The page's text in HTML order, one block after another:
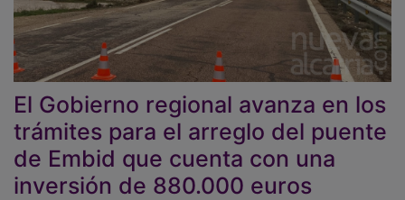
El Gobierno regional avanza en los
trámites para el arreglo del puente
de Embid que cuenta con una
inversión de 880.000 euros